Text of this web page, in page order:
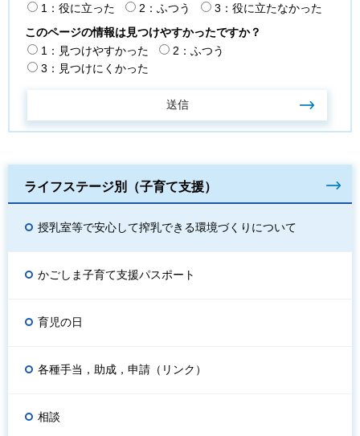
1：役に立った
2：ふつう
3：役に立たなかった
このページの情報は見つけやすかったですか？
1：見つけやすかった
2：ふつう
3：見つけにくかった
ライフステージ別（子育て支援）
授乳室等で安心して搾乳できる環境づくりについて
かごしま子育て支援パスポート
育児の日
各種手当，助成，申請（リンク）
相談